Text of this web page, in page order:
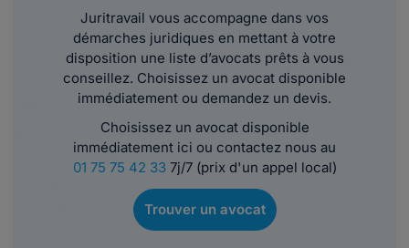
Juritravail vous accompagne dans vos
démarches juridiques en mettant à votre
disposition une liste d’avocats prêts à vous
conseillez. Choisissez un avocat disponible
immédiatement ou demandez un devis.
Choisissez un avocat disponible
immédiatement ici ou contactez nous au
01 75 75 42 337j/7 (prix d'un appel local)
Trouver un avocat